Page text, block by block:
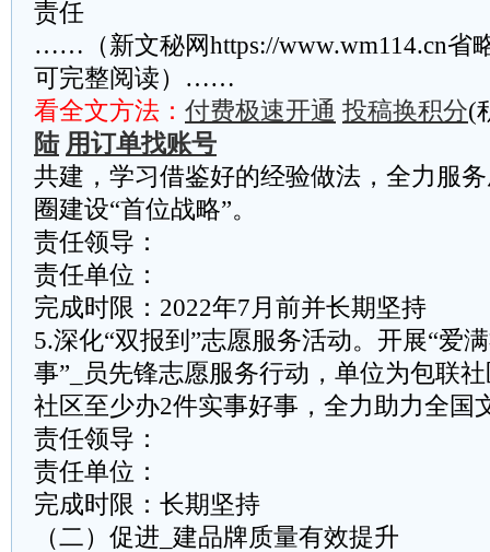
责任
……（新文秘网https://www.wm114.cn省
可完整阅读）……
看全文方法： 付费极速开通 投稿换积分(
陆 用订单找账号
共建，学习借鉴好的经验做法，全力服
圈建设“首位战略”。
责任领导：
责任单位：
完成时限：2022年7月前并长期坚持
5.深化“双报到”志愿服务活动。开展“爱
事”_员先锋志愿服务行动，单位为包联
社区至少办2件实事好事，全力助力全国
责任领导：
责任单位：
完成时限：长期坚持
（二）促进_建品牌质量有效提升